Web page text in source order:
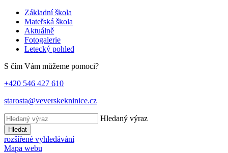
Základní škola
Mateřská škola
Aktuálně
Fotogalerie
Letecký pohled
S čím Vám můžeme pomoci?
+420 546 427 610
starosta@veverskekninice.cz
Hledaný výraz
Hledat
rozšířené vyhledávání
Mapa webu